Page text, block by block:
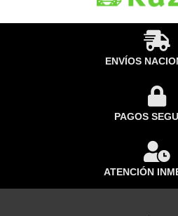
ENVÍOS
PAGOS
ATENCIÓN